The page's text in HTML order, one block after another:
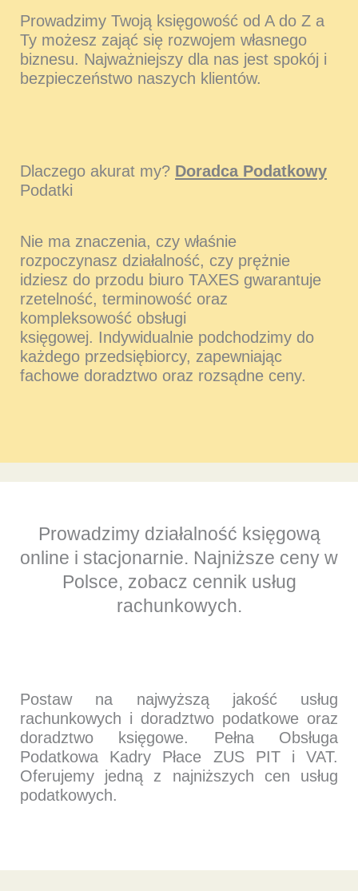
Prowadzimy Twoją księgowość od A do Z a
Ty możesz zająć się rozwojem własnego
biznesu. Najważniejszy dla nas jest spokój i
bezpieczeństwo naszych klientów.
Dlaczego akurat my? Doradca Podatkowy
Podatki
Nie ma znaczenia, czy właśnie
rozpoczynasz działalność, czy prężnie
idziesz do przodu biuro TAXES gwarantuje
rzetelność, terminowość oraz
kompleksowość obsługi
księgowej. Indywidualnie podchodzimy do
każdego przedsiębiorcy, zapewniając
fachowe doradztwo oraz rozsądne ceny.
POMOŻEMY CI W CODZIENNYCH
SPRAWACH
Prowadzimy działalność księgową
online i stacjonarnie. Najniższe ceny w
Polsce, zobacz cennik usług
rachunkowych.
Postaw na najwyższą jakość usług
rachunkowych i doradztwo podatkowe oraz
doradztwo księgowe. Pełna Obsługa
Podatkowa Kadry Płace ZUS PIT i VAT.
Oferujemy jedną z najniższych cen usług
podatkowych.